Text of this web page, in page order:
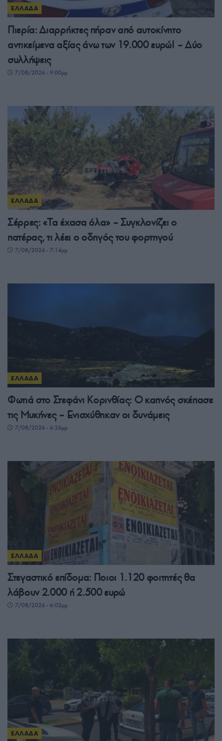
ΕΛΛΑΔΑ
Πιερία: Διαρρήκτες πήραν από αυτοκίνητο
αντικείμενα αξίας άνω των 19.000 ευρώ! – Δύο
συλλήψεις
7/08/2026 - 9:00μμ
ΕΛΛΑΔΑ
Σέρρες: «Τα έχασα όλα» – Συγκλονίζει ο
πατέρας, τι λέει ο οδηγός του φορτηγού
7/08/2026 - 7:14μμ
ΕΛΛΑΔΑ
Φωτιά στο Στεφάνι Κορινθίας: Ο καπνός σκέπασε
τις Μυκήνες – Ενισχύθηκαν οι δυνάμεις
7/08/2026 - 6:26μμ
ΕΛΛΑΔΑ
Στεγαστικό επίδομα: Ποιοι 1.120 φοιτητές θα
λάβουν 2.000 ή 2.500 ευρώ
7/08/2026 - 6:02μμ
ΕΛΛΑΔΑ